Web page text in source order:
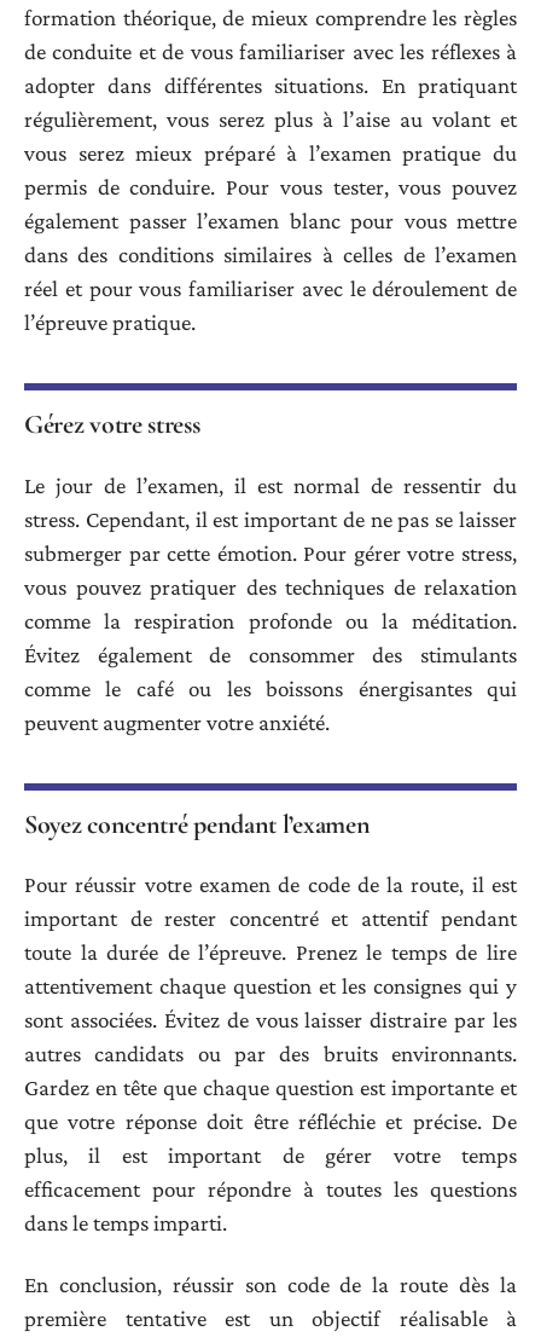
formation théorique, de mieux comprendre les règles
de conduite et de vous familiariser avec les réflexes à
adopter dans différentes situations. En pratiquant
régulièrement, vous serez plus à l’aise au volant et
vous serez mieux préparé à l’examen pratique du
permis de conduire. Pour vous tester, vous pouvez
également passer l’examen blanc pour vous mettre
dans des conditions similaires à celles de l’examen
réel et pour vous familiariser avec le déroulement de
l’épreuve pratique.
Gérez votre stress
Le jour de l’examen, il est normal de ressentir du
stress. Cependant, il est important de ne pas se laisser
submerger par cette émotion. Pour gérer votre stress,
vous pouvez pratiquer des techniques de relaxation
comme la respiration profonde ou la méditation.
Évitez également de consommer des stimulants
comme le café ou les boissons énergisantes qui
peuvent augmenter votre anxiété.
Soyez concentré pendant l’examen
Pour réussir votre examen de code de la route, il est
important de rester concentré et attentif pendant
toute la durée de l’épreuve. Prenez le temps de lire
attentivement chaque question et les consignes qui y
sont associées. Évitez de vous laisser distraire par les
autres candidats ou par des bruits environnants.
Gardez en tête que chaque question est importante et
que votre réponse doit être réfléchie et précise. De
plus, il est important de gérer votre temps
efficacement pour répondre à toutes les questions
dans le temps imparti.
En conclusion, réussir son code de la route dès la
première tentative est un objectif réalisable à